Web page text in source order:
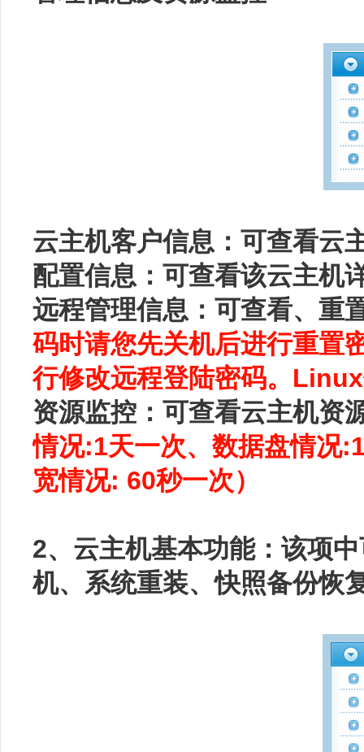
云主机客户信息：可查看云
配置信息：可查看该云主机
远程管理信息：可查看、重
码时请您先关机后进行重置
行修改远程登陆密码。
资源监控：可查看云主机资
情况:1天一次、数据盘情况
宽情况: 60秒一次）
2、云主机基本功能：该项
机、系统重装、快照备份恢